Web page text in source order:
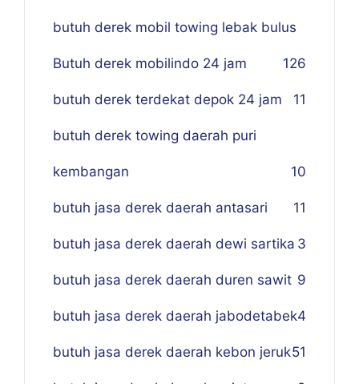
butuh derek mobil towing lebak bulus
26
Butuh derek mobilindo 24 jam 1
butuh derek terdekat depok 24 jam 11
butuh derek towing daerah puri
kembangan 10
butuh jasa derek daerah antasari 11
butuh jasa derek daerah dewi sartika 3
butuh jasa derek daerah duren sawit 9
butuh jasa derek daerah jabodetabek4
butuh jasa derek daerah kebon jeruk51